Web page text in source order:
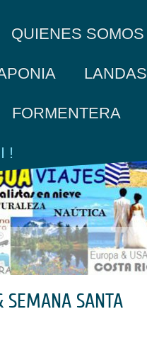
QUIENES SOMOS
LANDAS
FORMENTERA
!
SEMANA SANTA